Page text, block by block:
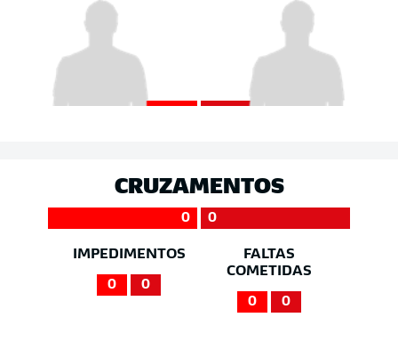
CRUZAMENTOS
0 0
IMPEDIMENTOS
0 0
FALTAS
COMETIDAS
0 0